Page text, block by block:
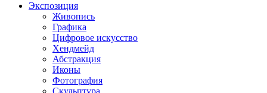
Экспозиция
Живопись
Графика
Цифровое искусство
Хендмейд
Абстракция
Иконы
Фотография
Скульптура